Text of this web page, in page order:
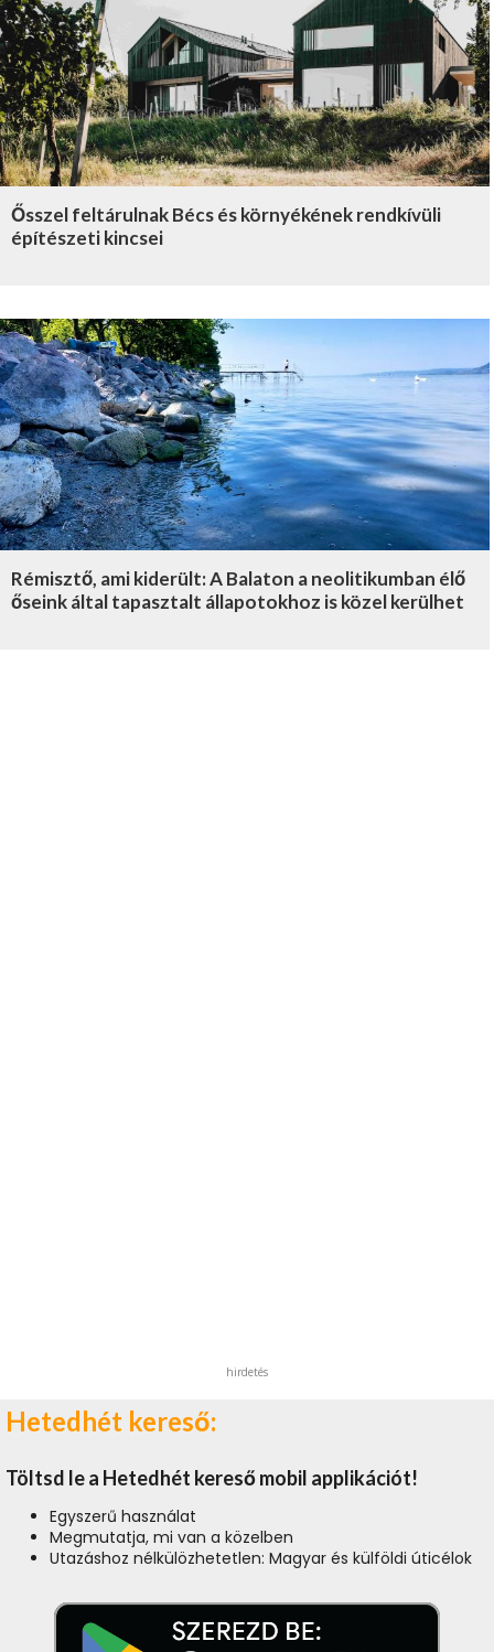
Ősszel feltárulnak Bécs és környékének rendkívüli
építészeti kincsei
Rémisztő, ami kiderült: A Balaton a neolitikumban élő
őseink által tapasztalt állapotokhoz is közel kerülhet
hirdetés
Hetedhét kereső:
Töltsd le a Hetedhét kereső mobil applikációt!
Egyszerű használat
Megmutatja, mi van a közelben
Utazáshoz nélkülözhetetlen: Magyar és külföldi úticélok